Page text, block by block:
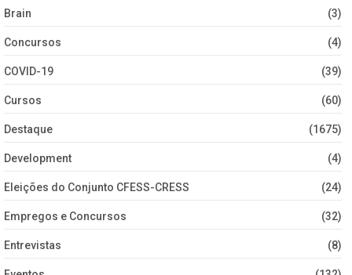
Brain (3)
Concursos (4)
COVID-19 (39)
Cursos (60)
Destaque (1675)
Development (4)
Eleições do Conjunto CFESS-CRESS (24)
Empregos e Concursos (32)
Entrevistas (8)